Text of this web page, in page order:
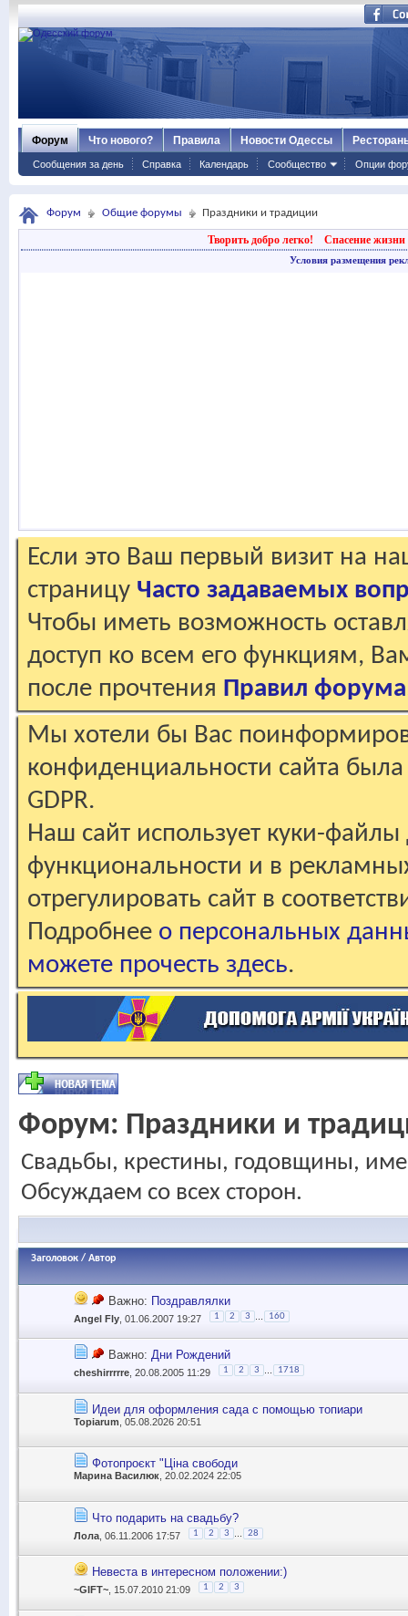
Форум
Сообщения за день Справка Календарь Сообщество Опции
Что нового? Правила Новости Одессы
Форум Общие форумы Праздники и традиции
Творить добро легко! Спасение жизни
Условия размещения
Если это Ваш первый визит на
страницу Часто задаваемых
Чтобы иметь возможность
доступ ко всем его функциям,
после прочтения Правил форума
Мы хотели бы Вас
конфиденциальности сайта
GDPR.
Наш сайт использует куки-файлы
функциональности и в
отрегулировать сайт в
Подробнее о персональных
можете прочесть здесь.
Форум: Праздники и
Свадьбы, крестины, годовщины,
Обсуждаем со всех сторон.
Заголовок / Автор
Важно: Поздравлялки
Angel Fly , 01.06.2007 19:27 1 2 3 160
Важно: Дни Рождений
cheshirrrrre , 20.08.2005 11:29 1 2 3 1718
Идеи для оформления сада с помощью топиари
Topiarum , 05.08.2026 20:51
Фотопроєкт "Ціна свободи
Марина Василюк, 20.02.2024 22:05
Что подарить на свадьбу?
Лола , 06.11.2006 17:57 1 2 3 28
Невеста в интересном положении:)
~GIFT~ , 15.07.2010 21:09 1 2 3